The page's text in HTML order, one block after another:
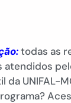
todas as
atendidos
da UNIFAL-